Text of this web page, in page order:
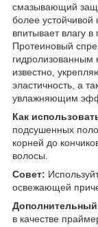
смазывающий
более
впитывает влагу
Протеиновый
гидролизованным
известно,
эластичность, а
увлажняющим
Как
подсушенных
корней до
волосы.
Совет:
освежающей
в качестве